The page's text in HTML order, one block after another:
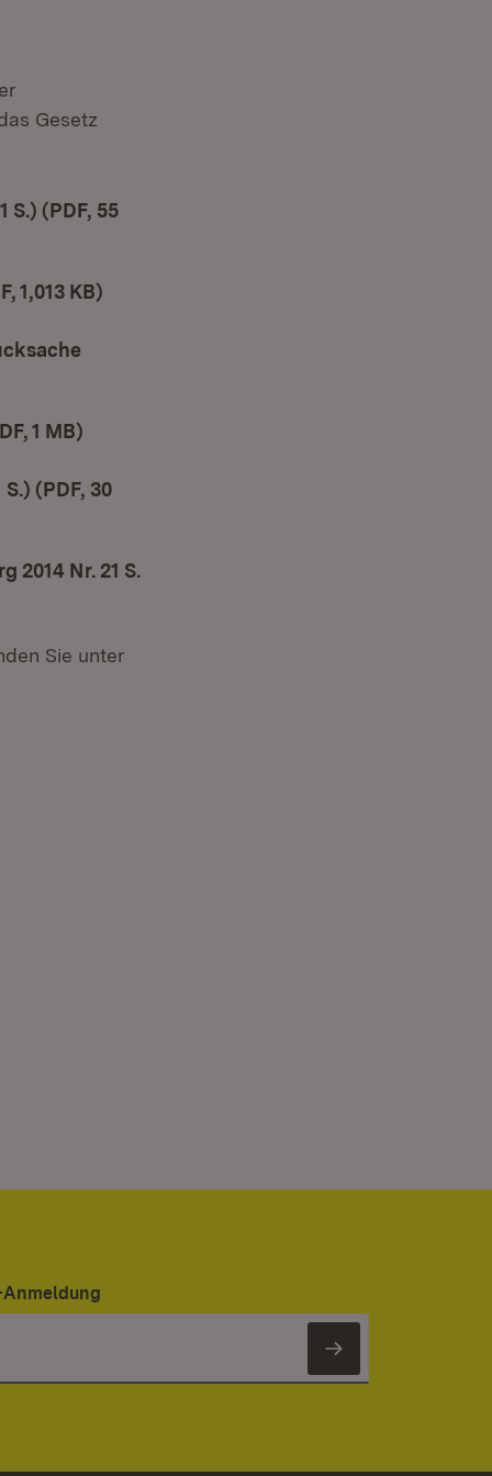
Gesetz
S.) (PDF, 55
1,013 KB)
1 MB)
(PDF, 30
2014 Nr. 21 S.
Sie unter
Newsletter